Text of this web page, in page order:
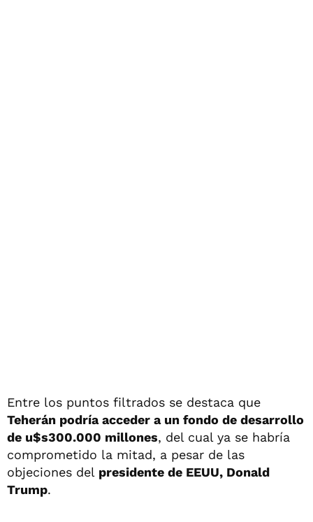
Entre los puntos filtrados se destaca que
Teherán podría acceder a un fondo de desarrollo
de u$s300.000 millones, del cual ya se habría
comprometido la mitad, a pesar de las
objeciones del presidente de EEUU, Donald
Trump.